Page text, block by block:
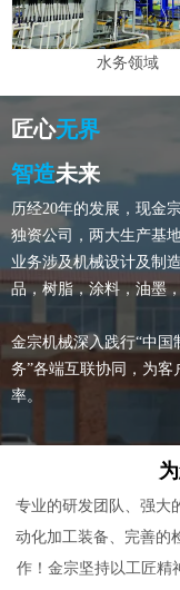
水务领域
匠心无界
智造未来
历经20年的发展，现金
独资公司，两大生产基
业务涉及机械设计及制
品，树脂，涂料，油墨
金宗机械深入践行“中国
务”各端互联协同，为
率。
专业的研发团队、强大
动化加工装备、完善的
作！金宗坚持以工匠精